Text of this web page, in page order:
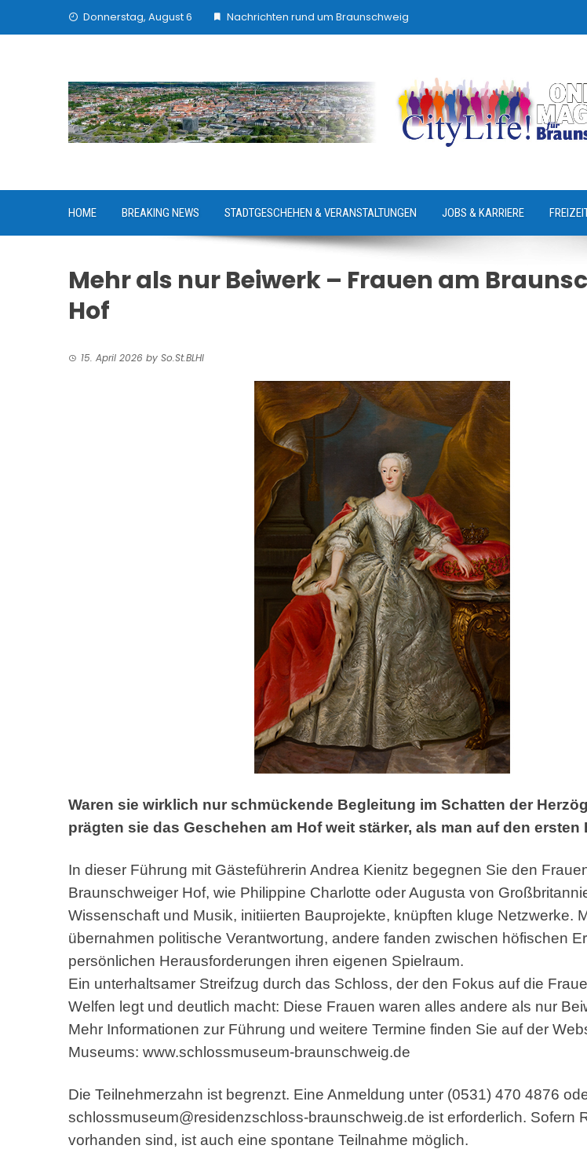
Donnerstag, August 6 Nachrichten rund um Braunschweig
HOME BREAKING NEWS STADTGESCHEHEN & VERANSTALTUNGEN JOBS & KARRIERE
Mehr als nur Beiwerk – Frauen am
Hof
15. April 2026 by So.St.BLHI
Waren sie wirklich nur schmückende Begleitung im Schatten der
prägten sie das Geschehen am Hof weit stärker, als man auf den ersten
In dieser Führung mit Gästeführerin Andrea Kienitz begegnen Sie den
Braunschweiger Hof, wie Philippine Charlotte oder Augusta von
Wissenschaft und Musik, initiierten Bauprojekte, knüpften kluge Netzwerke.
übernahmen politische Verantwortung, andere fanden zwischen höfischen
persönlichen Herausforderungen ihren eigenen Spielraum.
Ein unterhaltsamer Streifzug durch das Schloss, der den Fokus auf die
Welfen legt und deutlich macht: Diese Frauen waren alles andere als nur
Mehr Informationen zur Führung und weitere Termine finden Sie auf der
Museums: www.schlossmuseum-braunschweig.de
Die Teilnehmerzahn ist begrenzt. Eine Anmeldung unter (0531) 470 4876
schlossmuseum@residenzschloss-braunschweig.de ist erforderlich. Sofern
vorhanden sind, ist auch eine spontane Teilnahme möglich.